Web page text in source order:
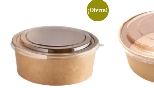
¡Oferta!